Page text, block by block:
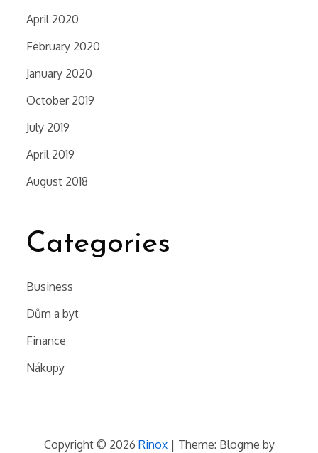
April 2020
February 2020
January 2020
October 2019
July 2019
April 2019
August 2018
Categories
Business
Dům a byt
Finance
Nákupy
Copyright © 2026 Rinox| Theme: Blogme by